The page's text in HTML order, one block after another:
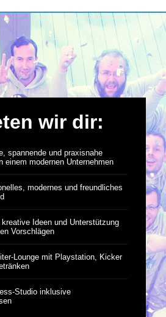
wir dir:
spannende und praxisnahe
einem modernen Unternehmen
modernes und freundliches
Ideen und Unterstützung
Vorschlägen
Lounge mit Playstation, Kicker
Studio inklusive